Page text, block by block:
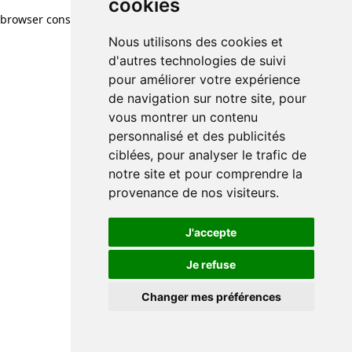
cookies
Nous utilisons des cookies et
d'autres technologies de suivi
pour améliorer votre expérience
de navigation sur notre site, pour
vous montrer un contenu
personnalisé et des publicités
ciblées, pour analyser le trafic de
notre site et pour comprendre la
provenance de nos visiteurs.
J'accepte
Je refuse
Changer mes préférences
browser console for more information)